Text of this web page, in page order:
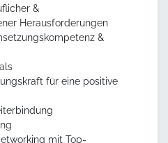
&
Herausforderungen
&
für eine positive
mit Top-